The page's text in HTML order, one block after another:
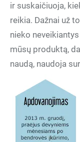
ir suskaičiuoja,
reikia. Dažnai už
nieko
mūsų produktą,
naudą, naudoja